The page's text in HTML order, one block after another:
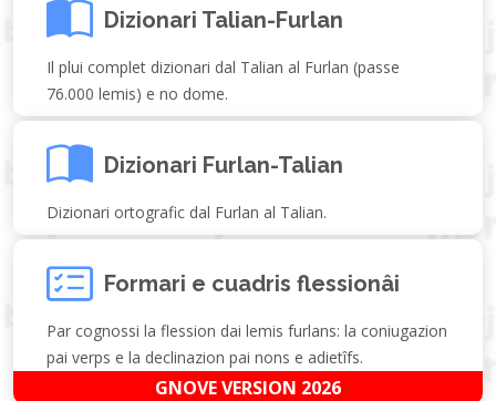
Dizionari Talian-Furlan
Il plui complet dizionari dal Talian al Furlan (passe
76.000 lemis) e no dome.
Dizionari Furlan-Talian
Dizionari ortografic dal Furlan al Talian.
Formari e cuadris flessionâi
Par cognossi la flession dai lemis furlans: la coniugazion
pai verps e la declinazion pai nons e adietîfs.
GNOVE VERSION 2026